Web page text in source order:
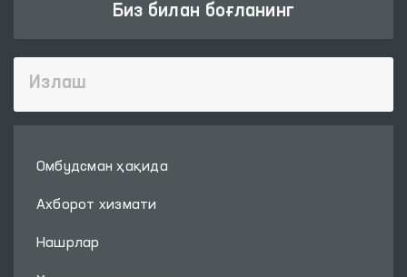
Биз билан боғланинг
Омбудсман ҳақида
Ахборот хизмати
Нашрлар